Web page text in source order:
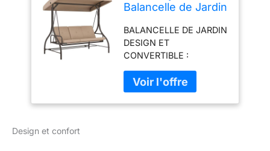
Balancelle de Jardin
Places Grand
Confort avec
Coussins Toit
réglable dim. 197L x
120l x 180H cm
métal Polyester
Kaki
BALANCELLE DE JARDIN
DESIGN ET
CONVERTIBLE :
style contemporain
mêlant simplicité et
élégance pour une
Design et confort